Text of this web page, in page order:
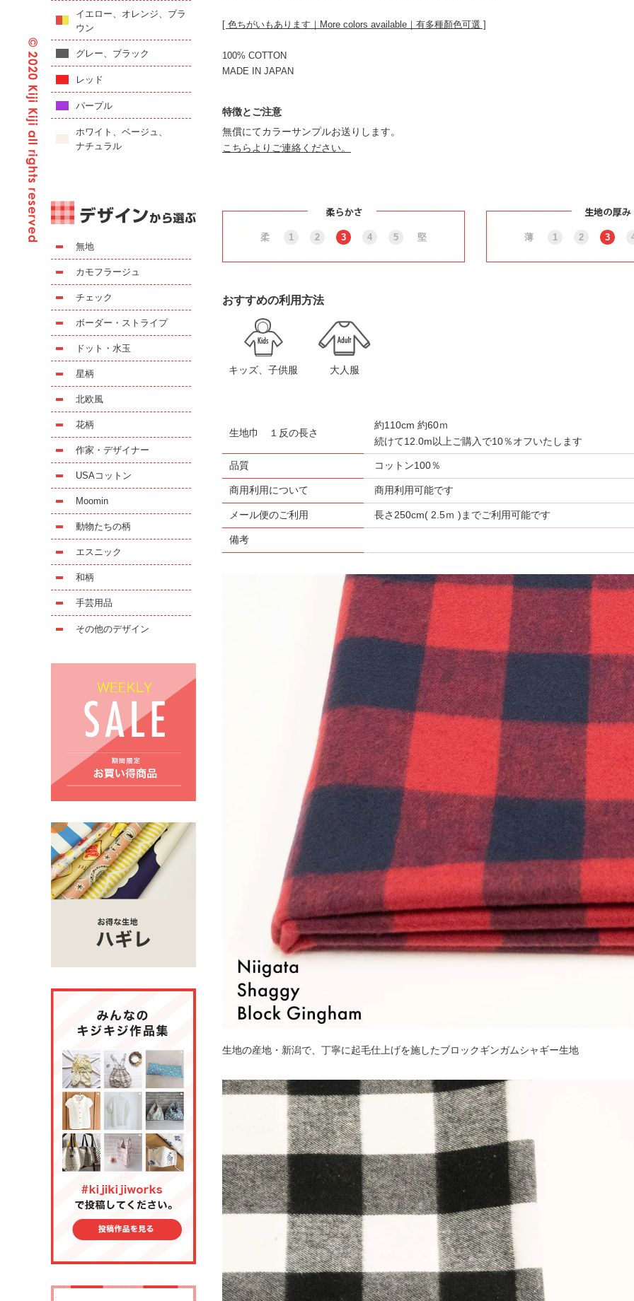
[ 色ちがいもあります｜More colors available｜有多種顏色可選 ]
100% COTTON
MADE IN JAPAN
特徴とご注意
無償にてカラーサンプルお送りします。
こちらよりご連絡ください。
柔 1 2 3 4 5 堅 薄 1 2 3
おすすめの利用方法
キッズ、子供服 大人服
生地巾 １反の長さ
約110cm 約60ｍ
続けて12.0m以上ご購入で10％オフいたします
品質 コットン100％
商用利用について 商用利用可能です
メール便のご利用 長さ250cm( 2.5ｍ )までご利用可能です
備考
生地の産地・新潟で、丁寧に起毛仕上げを施したブロックギンガムシャギー生地
イエロー、オレンジ、ブラ
ウン
グレー、ブラック
レッド
パープル
ホワイト、ベージュ、
ナチュラル
無地
カモフラージュ
チェック
ボーダー・ストライプ
ドット・水玉
星柄
北欧風
花柄
作家・デザイナー
USAコットン
Moomin
動物たちの柄
エスニック
和柄
手芸用品
その他のデザイン